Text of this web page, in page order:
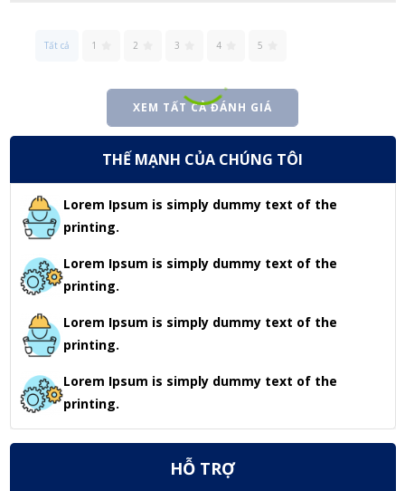
Tất cả 1 2 3 4 5
XEM TẤT CẢ ĐÁNH GIÁ
THẾ MẠNH CỦA CHÚNG TÔI
Lorem Ipsum is simply dummy text of the
printing.
Lorem Ipsum is simply dummy text of the
printing.
Lorem Ipsum is simply dummy text of the
printing.
Lorem Ipsum is simply dummy text of the
printing.
HỖ TRỢ